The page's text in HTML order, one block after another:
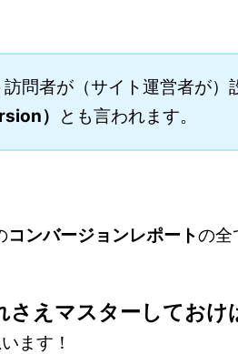
訪問者が（サイト運営者が）
） とも言われます。
コンバージョンレポートの全
さえマスターしておけ
ます！